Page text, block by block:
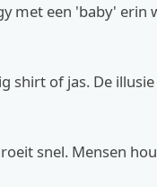
met een 'baby' erin
shirt of jas. De
snel. Mensen